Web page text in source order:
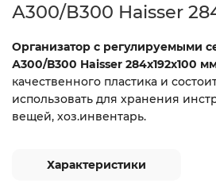
А300/В300 Haisser
Организатор с регулируемыми
А300/В300 Haisser 284x192x100
качественного пластика и
использовать для хранения
вещей, хоз.инвентарь.
Характеристики